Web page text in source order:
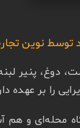
نوین
پنیر
را بر عهده
محله‌ای و هم